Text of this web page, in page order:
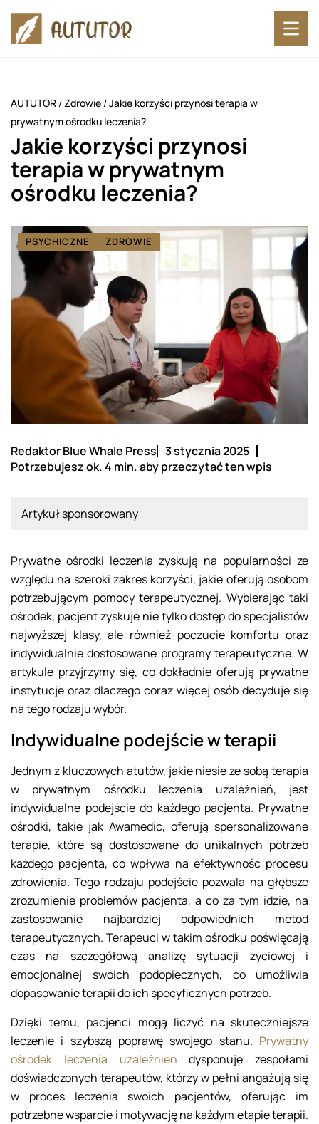
AUTUTOR /Zdrowie /Jakie korzyści przynosi terapia w
prywatnym ośrodku leczenia?
Jakie korzyści przynosi
terapia w prywatnym
ośrodku leczenia?
PSYCHICZNE ZDROWIE
Redaktor Blue Whale Press 3 stycznia 2025
Potrzebujesz ok. 4 min. aby przeczytać ten wpis
Artykuł sponsorowany
Prywatne ośrodki leczenia zyskują na popularności ze
względu na szeroki zakres korzyści, jakie oferują osobom
potrzebującym pomocy terapeutycznej. Wybierając taki
ośrodek, pacjent zyskuje nie tylko dostęp do specjalistów
najwyższej klasy, ale również poczucie komfortu oraz
indywidualnie dostosowane programy terapeutyczne. W
artykule przyjrzymy się, co dokładnie oferują prywatne
instytucje oraz dlaczego coraz więcej osób decyduje się
na tego rodzaju wybór.
Indywidualne podejście w terapii
Jednym z kluczowych atutów, jakie niesie ze sobą terapia
w prywatnym ośrodku leczenia uzależnień, jest
indywidualne podejście do każdego pacjenta. Prywatne
ośrodki, takie jak Awamedic, oferują spersonalizowane
terapie, które są dostosowane do unikalnych potrzeb
każdego pacjenta, co wpływa na efektywność procesu
zdrowienia. Tego rodzaju podejście pozwala na głębsze
zrozumienie problemów pacjenta, a co za tym idzie, na
zastosowanie najbardziej odpowiednich metod
terapeutycznych. Terapeuci w takim ośrodku poświęcają
czas na szczegółową analizę sytuacji życiowej i
emocjonalnej swoich podopiecznych, co umożliwia
dopasowanie terapii do ich specyficznych potrzeb.
Dzięki temu, pacjenci mogą liczyć na skuteczniejsze
leczenie i szybszą poprawę swojego stanu. Prywatny
ośrodek leczenia uzależnień dysponuje zespołami
doświadczonych terapeutów, którzy w pełni angażują się
w proces leczenia swoich pacjentów, oferując im
potrzebne wsparcie i motywację na każdym etapie terapii.